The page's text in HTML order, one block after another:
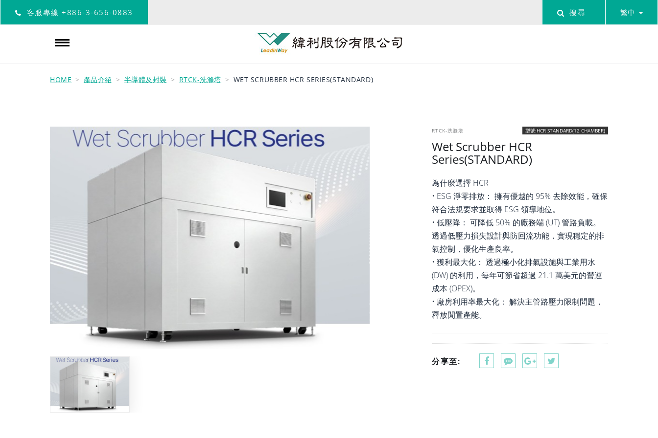
客服專線 +886-3-656-0883 搜尋 繁中
HOME 產品介紹 半導體及封裝 RTCK-洗滌塔 WET SCRUBBER HCR SERIES(STANDARD)
RTCK-洗滌塔
Wet Scrubber HCR
Series(STANDARD)
型號:HCR STANDARD(12 CHAMBER)
為什麼選擇 HCR
• ESG 淨零排放： 擁有優越的 95% 去除效能，確保
符合法規要求並取得 ESG 領導地位。
• 低壓降： 可降低 50% 的廠務端 (UT) 管路負載。
透過低壓力損失設計與防回流功能，實現穩定的排
氣控制，優化生產良率。
• 獲利最大化： 透過極小化排氣設施與工業用水
(DW) 的利用，每年可節省超過 21.1 萬美元的營運
成本 (OPEX)。
• 廠房利用率最大化： 解決主管路壓力限制問題，
釋放閒置產能。
分享至: